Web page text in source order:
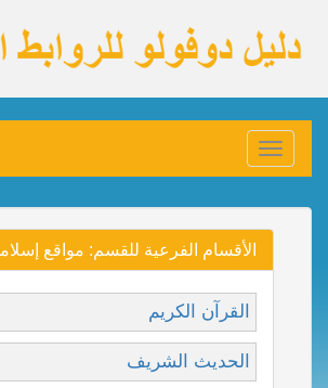
Toggle
navigation
الأقسام الفرعية للقسم: مواقع إسلامية
القرآن الكريم
الحديث الشريف